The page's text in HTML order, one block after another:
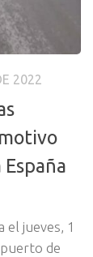
2022
el jueves, 1
de